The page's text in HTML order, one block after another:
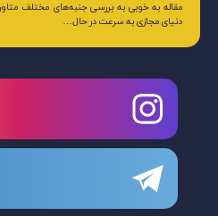
مقاله به خوبی به بررسی جنبه‌های مختلف
دنیای مجازی به سرعت در حال…